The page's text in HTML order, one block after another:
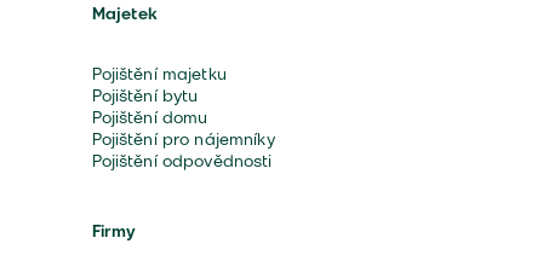
Majetek
Pojištění majetku
Pojištění bytu
Pojištění domu
Pojištění pro nájemníky
Pojištění odpovědnosti
Firmy